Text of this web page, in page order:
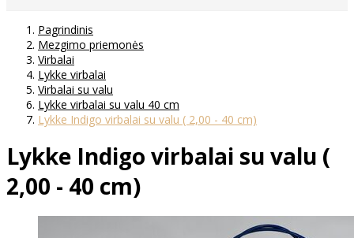
Pagrindinis
Mezgimo priemonės
Virbalai
Lykke virbalai
Virbalai su valu
Lykke virbalai su valu 40 cm
Lykke Indigo virbalai su valu ( 2,00 - 40 cm)
Lykke Indigo virbalai su valu (
2,00 - 40 cm)